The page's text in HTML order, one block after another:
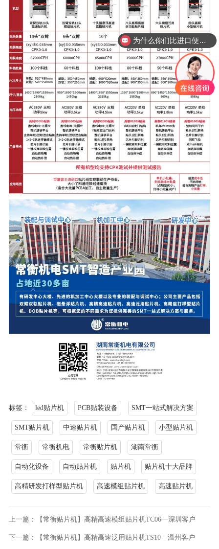
标签： led贴片机 PCB贴装设备 SMT一站式解决方案
SMT贴片机 中速贴片机 国产贴片机 小型贴片机
常衡 常衡机电 常衡贴片机 湖南常衡
自动化设备 自动贴片机 贴片机 贴片机十大品牌
高精研发打样型贴片机 高速模组贴片机 高速贴片机
上一篇：【常衡贴片机】高精高速模组贴片机TC06—深圳客户
下一篇：【常衡贴片机】高精高速泛用贴片机TS10—温州客户
为什么你们比进口便宜一半？